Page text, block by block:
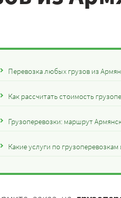
Перевозка любых грузов из
Как рассчитать стоимость
Грузоперевозки: маршрут
Какие услуги по